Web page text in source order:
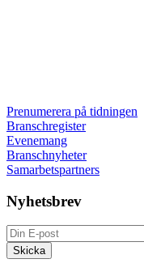
Prenumerera på tidningen
Branschregister
Evenemang
Branschnyheter
Samarbetspartners
Nyhetsbrev